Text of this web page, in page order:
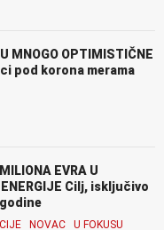
MNOGO OPTIMISTIČNE
pod korona merama
EVRA U
ENERGIJE Cilj, isključivo
NOVAC
U FOKUSU